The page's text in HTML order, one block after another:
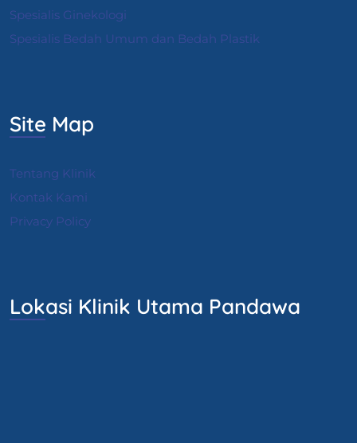
Spesialis Ginekologi
Spesialis Bedah Umum dan Bedah Plastik
Site Map
Tentang Klinik
Kontak Kami
Privacy Policy
Lokasi Klinik Utama Pandawa